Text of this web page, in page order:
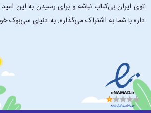
توی ایران بی‌کتاب نباشه و برای رسیدن به این
داره با شما به اشتراک می‌گذاره. به دنیای سی‌بوک